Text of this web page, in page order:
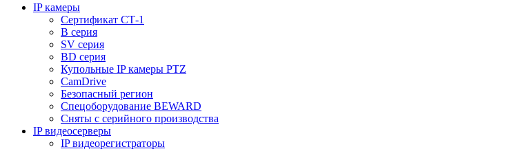
IP камеры
Сертификат СТ-1
B серия
SV серия
BD серия
Купольные IP камеры PTZ
CamDrive
Безопасный регион
Спецоборудование BEWARD
Сняты с серийного производства
IP видеосерверы
IP видеорегистраторы